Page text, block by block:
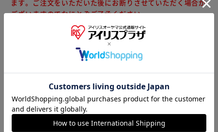
ます。ご注文をいただいた後にお断りさせていただく場合が
ございますのでなにとぞご了承ください。